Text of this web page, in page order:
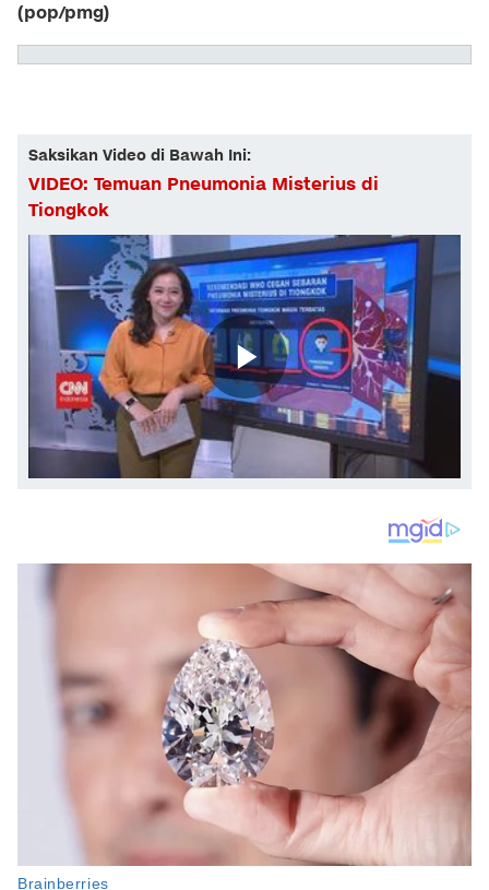
(pop/pmg)
Saksikan Video di Bawah Ini:
VIDEO: Temuan Pneumonia Misterius di
Tiongkok